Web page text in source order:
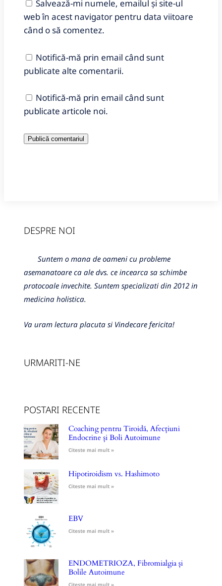
Salvează-mi numele, emailul și site-ul
web în acest navigator pentru data viitoare
când o să comentez.
Notifică-mă prin email când sunt
publicate alte comentarii.
Notifică-mă prin email când sunt
publicate articole noi.
DESPRE NOI
Suntem o mana de oameni cu probleme
asemanatoare ca ale dvs. ce incearca sa schimbe
protocoale invechite. Suntem specializati din 2012 in
medicina holistica.
Va uram lectura placuta si Vindecare fericita!
URMARITI-NE
POSTARI RECENTE
Coaching pentru Tiroidă, Afecțiuni
Endocrine și Boli Autoimune
Citeste mai mult »
Hipotiroidism vs. Hashimoto
Citeste mai mult »
EBV
Citeste mai mult »
ENDOMETRIOZA, Fibromialgia și
Bolile Autoimune